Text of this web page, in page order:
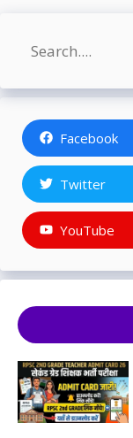
Search
Facebook
Twitter
YouTube